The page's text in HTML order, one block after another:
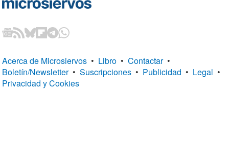
Acerca de Microsiervos • Libro • Contactar •
Boletín/Newsletter • Suscripciones • Publicidad • Legal •
Privacidad y Cookies